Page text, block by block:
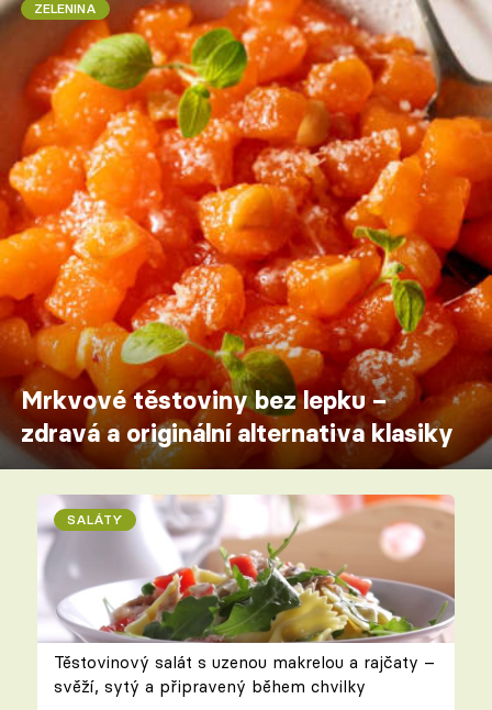
ZELENINA
Mrkvové těstoviny bez lepku –
zdravá a originální alternativa klasiky
SALÁTY
Těstovinový salát s uzenou makrelou a rajčaty –
svěží, sytý a připravený během chvilky